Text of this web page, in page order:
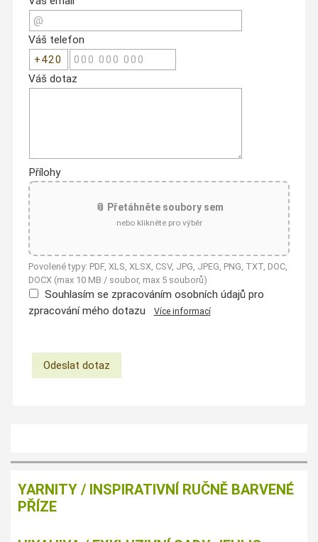
Váš telefon
Váš dotaz
Přílohy
📎 Přetáhněte soubory sem
nebo klikněte pro výběr
Povolené typy: PDF, XLS, XLSX, CSV, JPG, JPEG, PNG, TXT, DOC,
DOCX (max 10 MB / soubor, max 5 souborů)
Souhlasím se zpracováním osobních údajů pro
zpracování mého dotazu
Více informací
YARNITY / INSPIRATIVNÍ RUČNĚ BARVENÉ
PŘÍZE